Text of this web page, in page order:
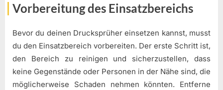
Vorbereitung des Einsatzbereichs
Bevor du deinen Drucksprüher einsetzen kannst, musst
du den Einsatzbereich vorbereiten. Der erste Schritt ist,
den Bereich zu reinigen und sicherzustellen, dass
keine Gegenstände oder Personen in der Nähe sind, die
möglicherweise Schaden nehmen könnten. Entferne